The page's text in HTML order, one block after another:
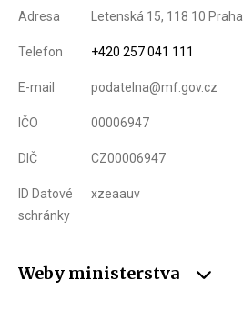
Adresa Letenská 15, 118 10 Praha
Telefon +420 257 041 111
E-mail podatelna@mf.gov.cz
IČO 00006947
DIČ CZ00006947
ID Datové
schránky
xzeaauv
Weby ministerstva